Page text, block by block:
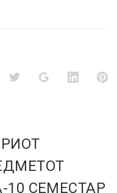
Twitter Google+
10 СЕМЕСТАР